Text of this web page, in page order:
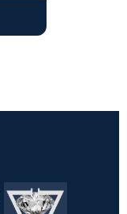
تسویه
حساب